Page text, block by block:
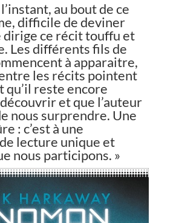
au bout de ce
difficile de deviner
dirige ce récit touffu et
Les différents fils de
à apparaitre,
les récits pointent
qu’il reste encore
et que l’auteur
nous surprendre. Une
: c’est à une
lecture unique et
nous participons. »